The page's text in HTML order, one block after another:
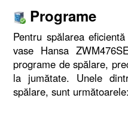
Programe
Pentru spălarea
vase Hansa
programe de spălare,
la jumătate. Unele
spălare, sunt următoarele: